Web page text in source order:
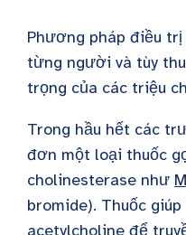
Phương pháp điều
từng người và tùy
trọng của các triệu
Trong hầu hết các
đơn một loại thuốc
cholinesterase như
bromide). Thuốc
acetylcholine để